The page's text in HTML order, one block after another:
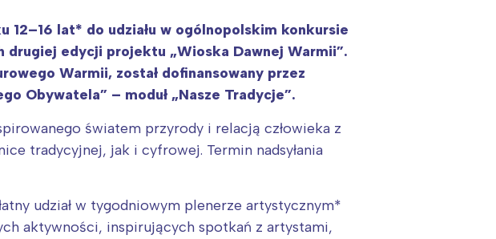
12–16 lat* do udziału w ogólnopolskim konkursie
drugiej edycji projektu „Wioska Dawnej Warmii”.
Warmii, został dofinansowany przez
Obywatela” – moduł „Nasze Tradycje”.
światem przyrody i relacją człowieka z
tradycyjnej, jak i cyfrowej. Termin nadsyłania
udział w tygodniowym plenerze artystycznym*
aktywności, inspirujących spotkań z artystami,